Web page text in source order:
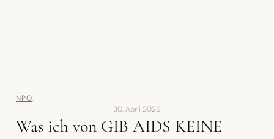
NPO,
30. April 2026
Was ich von GIB AIDS KEINE